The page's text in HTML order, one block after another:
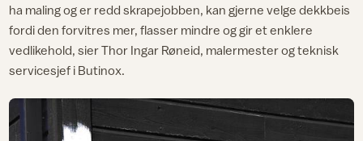
ha maling og er redd skrapejobben, kan gjerne velge dekkbeis
fordi den forvitres mer, flasser mindre og gir et enklere
vedlikehold, sier Thor Ingar Røneid, malermester og teknisk
servicesjef i Butinox.